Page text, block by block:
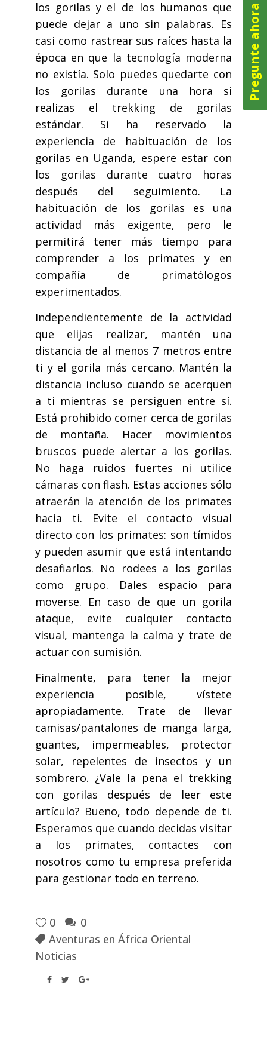
los gorilas y el de los humanos que
puede dejar a uno sin palabras. Es
casi como rastrear sus raíces hasta la
época en que la tecnología moderna
no existía. Solo puedes quedarte con
los gorilas durante una hora si
realizas el trekking de gorilas
estándar. Si ha reservado la
experiencia de habituación de los
gorilas en Uganda, espere estar con
los gorilas durante cuatro horas
después del seguimiento. La
habituación de los gorilas es una
actividad más exigente, pero le
permitirá tener más tiempo para
comprender a los primates y en
compañía de primatólogos
experimentados.
Independientemente de la actividad
que elijas realizar, mantén una
distancia de al menos 7 metros entre
ti y el gorila más cercano. Mantén la
distancia incluso cuando se acerquen
a ti mientras se persiguen entre sí.
Está prohibido comer cerca de gorilas
de montaña. Hacer movimientos
bruscos puede alertar a los gorilas.
No haga ruidos fuertes ni utilice
cámaras con flash. Estas acciones sólo
atraerán la atención de los primates
hacia ti. Evite el contacto visual
directo con los primates: son tímidos
y pueden asumir que está intentando
desafiarlos. No rodees a los gorilas
como grupo. Dales espacio para
moverse. En caso de que un gorila
ataque, evite cualquier contacto
visual, mantenga la calma y trate de
actuar con sumisión.
Finalmente, para tener la mejor
experiencia posible, vístete
apropiadamente. Trate de llevar
camisas/pantalones de manga larga,
guantes, impermeables, protector
solar, repelentes de insectos y un
sombrero. ¿Vale la pena el trekking
con gorilas después de leer este
artículo? Bueno, todo depende de ti.
Esperamos que cuando decidas visitar
a los primates, contactes con
nosotros como tu empresa preferida
para gestionar todo en terreno.
0
0
Aventuras en África Oriental
Noticias
Pregunte ahora